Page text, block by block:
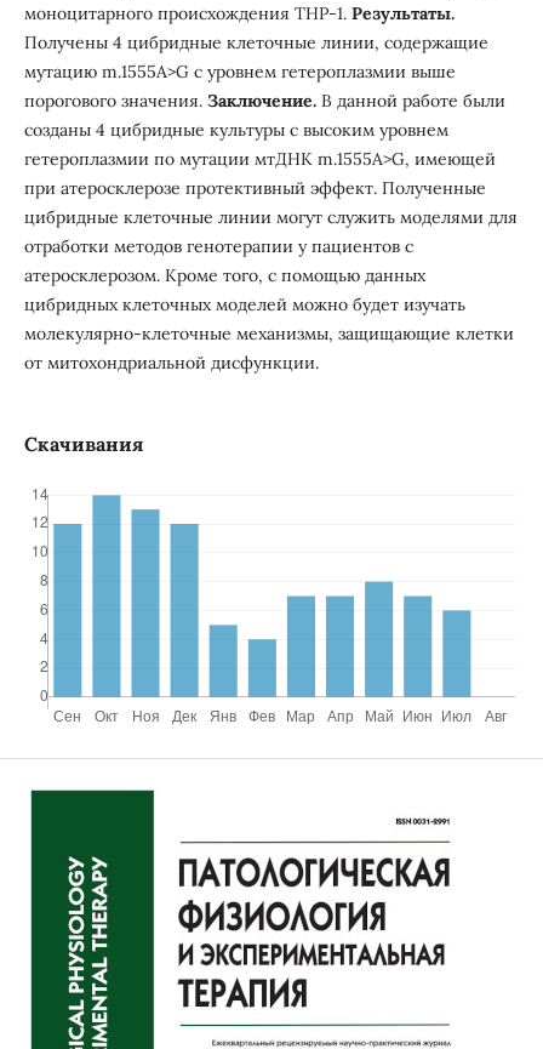
моноцитарного происхождения THP-1. Результаты.
Получены 4 цибридные клеточные линии, содержащие
мутацию m.1555A>G с уровнем гетероплазмии выше
порогового значения. Заключение.В данной работе были
созданы 4 цибридные культуры с высоким уровнем
гетероплазмии по мутации мтДНК m.1555A>G, имеющей
при атеросклерозе протективный эффект. Полученные
цибридные клеточные линии могут служить моделями для
отработки методов генотерапии у пациентов с
атеросклерозом. Кроме того, с помощью данных
цибридных клеточных моделей можно будет изучать
молекулярно-клеточные механизмы, защищающие клетки
от митохондриальной дисфункции.
Скачивания